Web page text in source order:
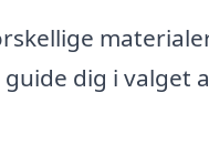
dig i